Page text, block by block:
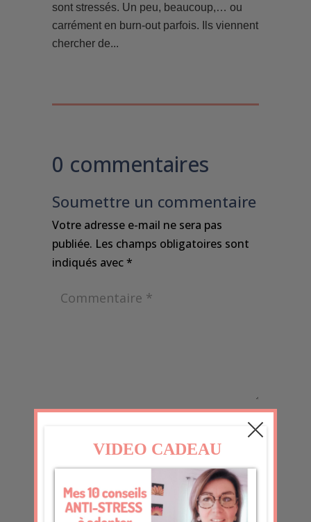
sont stressés. Un peu, beaucoup,… ou
carrément en burn-out parfois. Ils viennent
chercher de...
0 commentaires
Soumettre un commentaire
Votre adresse e-mail ne sera pas
publiée. Les champs obligatoires sont
indiqués avec*